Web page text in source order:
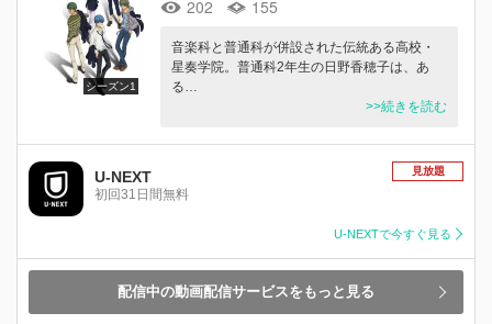
シーズン1
202 155
音楽科と普通科が併設された伝統ある高校・
星奏学院。普通科2年生の日野香穂子は、あ
る…
>>続きを読む
U-NEXT
初回31日間無料
見放題
U-NEXTで今すぐ見る
配信中の動画配信サービスをもっと見る